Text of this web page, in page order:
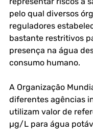
pelo qual diversos
reguladores
bastante restritivos
presença na água
consumo humano.
A Organização
diferentes agências
utilizam valor de
µg/L para água